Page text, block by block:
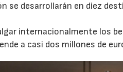
se desarrollarán en diez
internacionalmente los
a casi dos millones de